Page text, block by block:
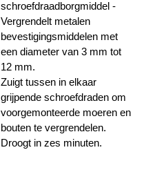
schroefdraadborgmiddel -
Vergrendelt metalen
bevestigingsmiddelen met
een diameter van 3 mm tot
12 mm.
Zuigt tussen in elkaar
grijpende schroefdraden om
voorgemonteerde moeren en
bouten te vergrendelen.
Droogt in zes minuten.